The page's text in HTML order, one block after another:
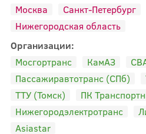
Москва
Санкт-Петербург
Нижегородская область
Организации:
Мосгортранс
КамАЗ
Пассажиравтотранс (СПб)
ТТУ (Томск)
ПК
Нижегородэлектротранс
Asiastar